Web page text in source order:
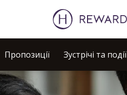
Пропозиції Зустрічі та події